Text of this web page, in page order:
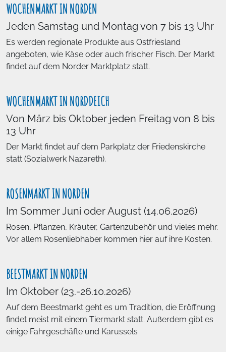
WOCHENMARKT IN NORDEN
Jeden Samstag und Montag von 7 bis 13 Uhr
Es werden regionale Produkte aus Ostfriesland
angeboten, wie Käse oder auch frischer Fisch. Der Markt
findet auf dem Norder Marktplatz statt.
WOCHENMARKT IN NORDDEICH
Von März bis Oktober jeden Freitag von 8 bis
13 Uhr
Der Markt findet auf dem Parkplatz der Friedenskirche
statt (Sozialwerk Nazareth).
ROSENMARKT IN NORDEN
Im Sommer Juni oder August (14.06.2026)
Rosen, Pflanzen, Kräuter, Gartenzubehör und vieles mehr.
Vor allem Rosenliebhaber kommen hier auf ihre Kosten.
BEESTMARKT IN NORDEN
Im Oktober (23.-26.10.2026)
Auf dem Beestmarkt geht es um Tradition, die Eröffnung
findet meist mit einem Tiermarkt statt. Außerdem gibt es
einige Fahrgeschäfte und Karussels